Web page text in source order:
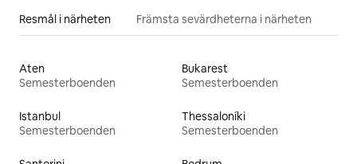
Resmål i närheten Främsta sevärdheterna i närheten
Aten
Semesterboenden
Bukarest
Semesterboenden
Istanbul
Semesterboenden
Thessaloníki
Semesterboenden